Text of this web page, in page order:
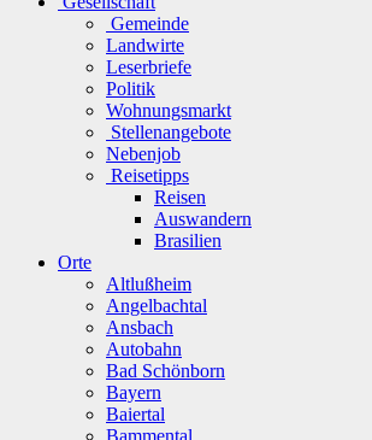
Gemeinde
Landwirte
Leserbriefe
Politik
Wohnungsmarkt
Stellenangebote
Nebenjob
Reisetipps
Reisen
Auswandern
Brasilien
Orte
Altlußheim
Angelbachtal
Ansbach
Autobahn
Bad Schönborn
Bayern
Baiertal
Bammental